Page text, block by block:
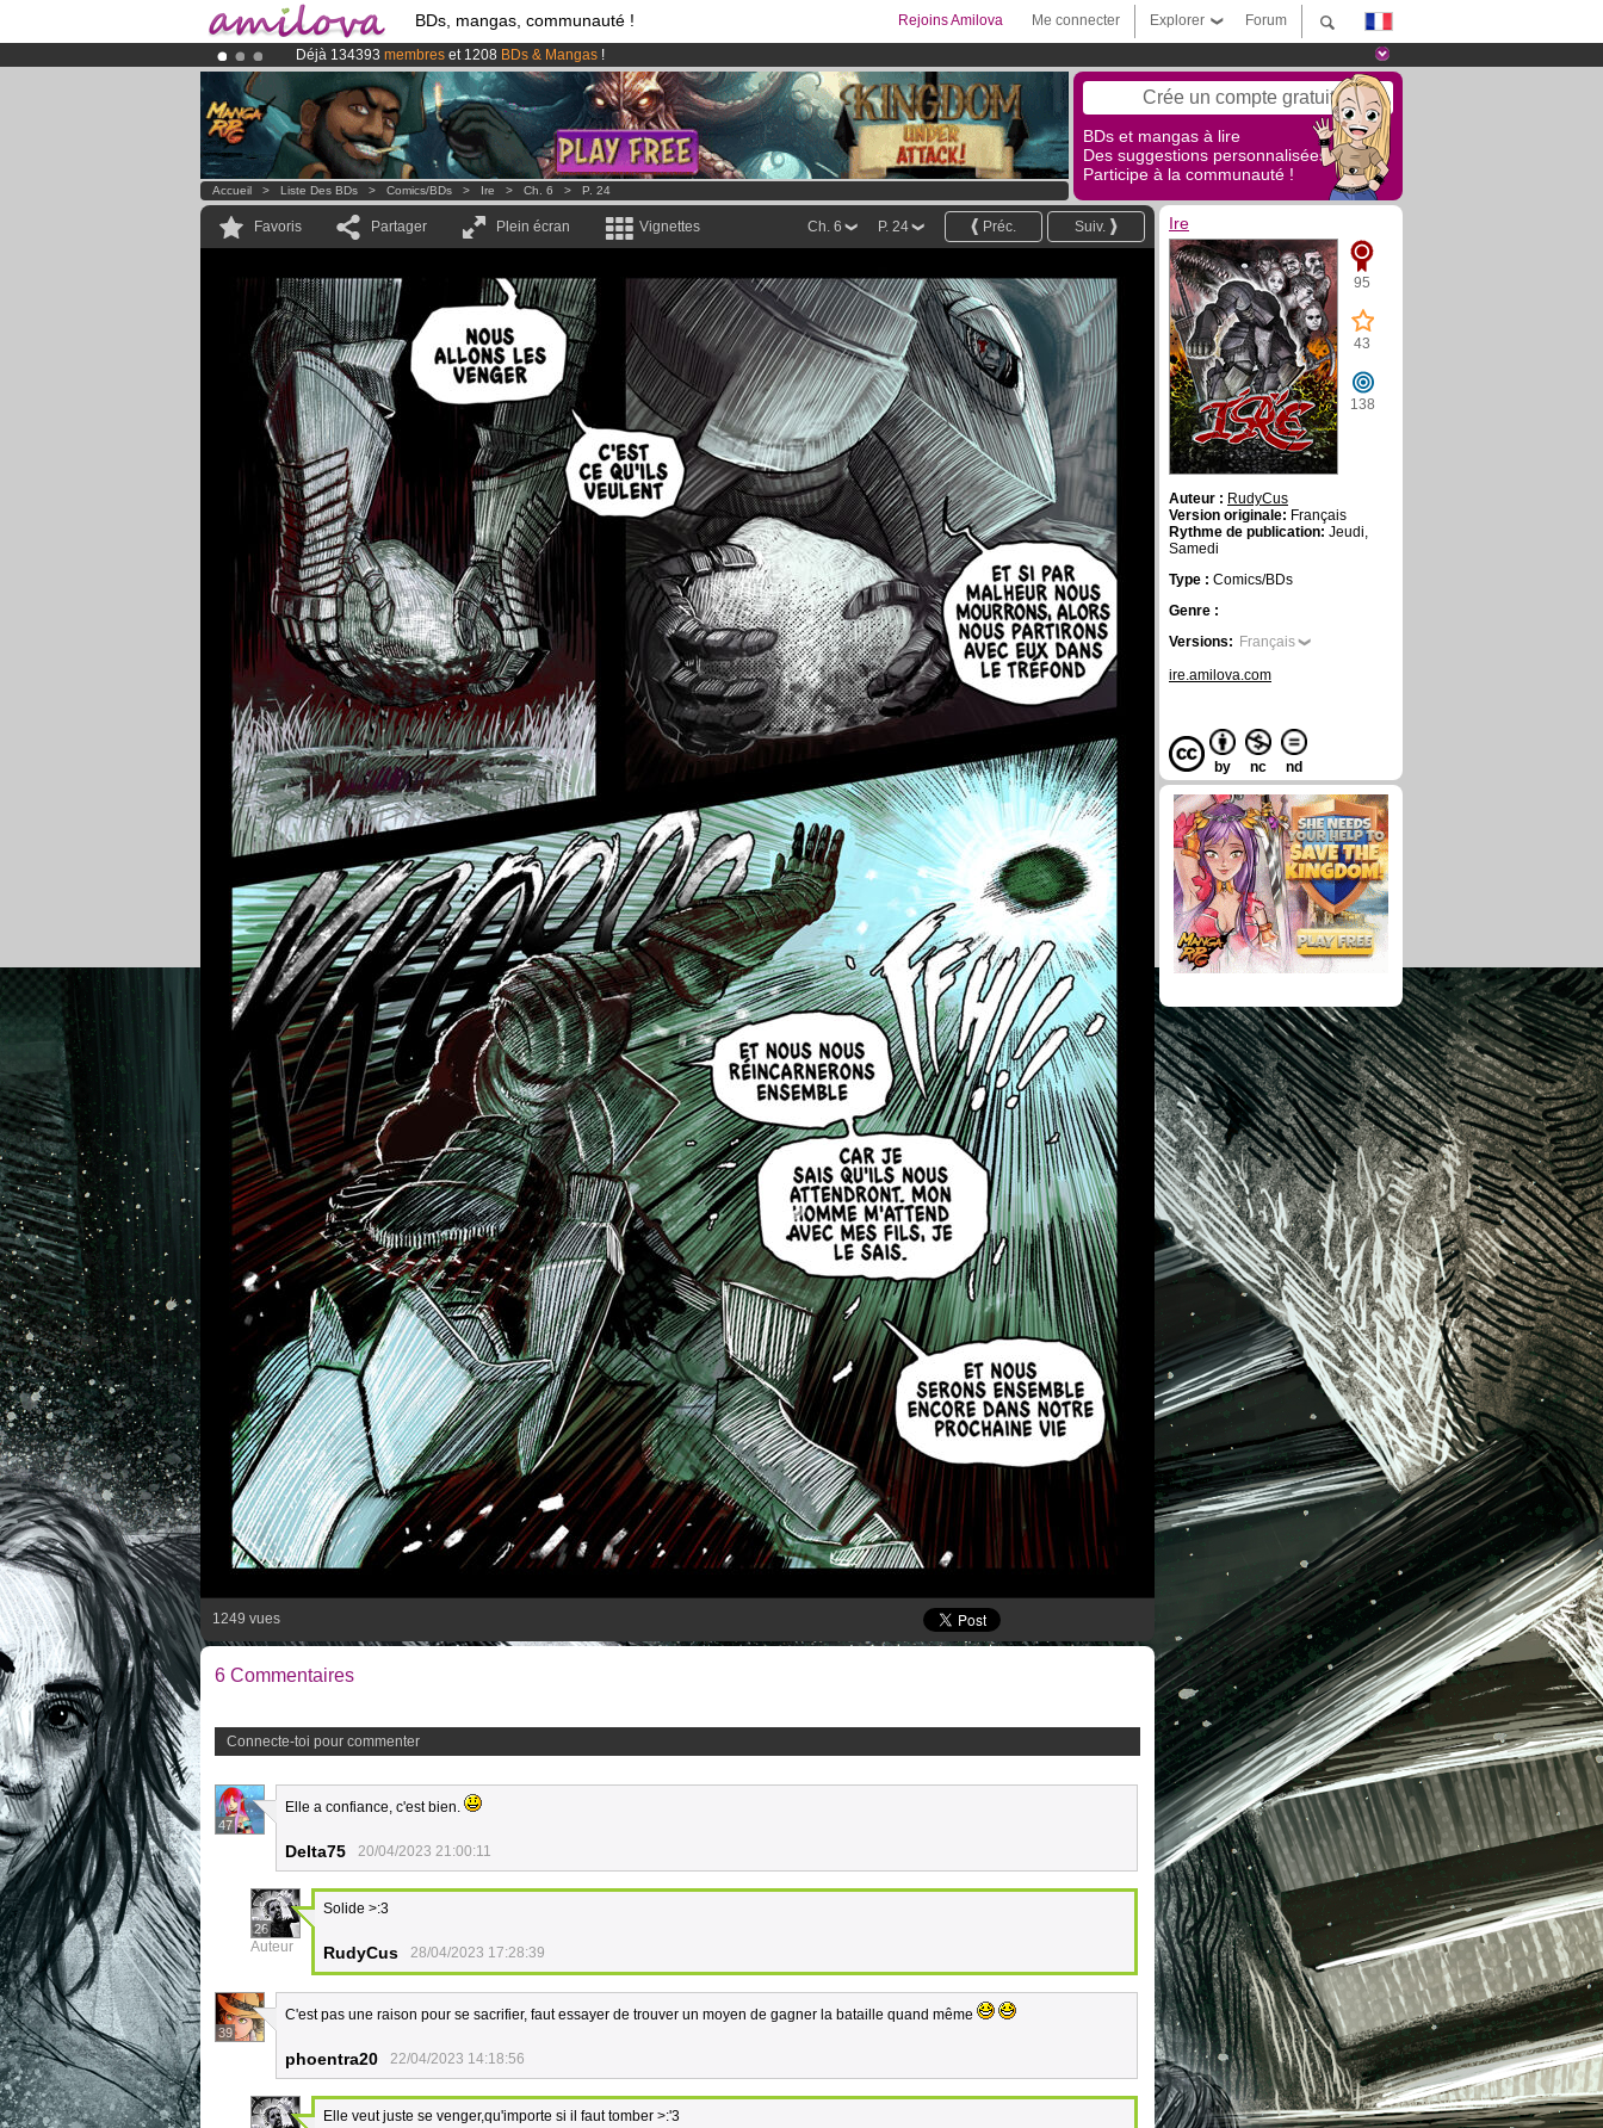
BDs, mangas, communauté ! Forum
Explorer
Me connecter
Rejoins Amilova
Déjà 134393 membres et 1208 BDs & Mangas !
Abonnement premium: à partir de3.95 eurospar mois !Clique ici pour t'abonner
LeKickstarter Amilova est désormais lancé Crée un compte gratuit
BDs et mangas à lire
Des suggestions personnalisées !
Participe à la communauté !
Accueil > Liste Des BDs > Comics/BDs > Ire > Ch. 6 > P. 24
Favoris Partager Plein écran Vignettes Suiv.
Préc.
P. 24
Ch. 6
1249 vues
6 Commentaires
Connecte-toi pour commenter
47
Elle a confiance, c'est bien.
Delta75 20/04/2023 21:00:11
26
Auteur
Solide >:3
RudyCus 28/04/2023 17:28:39
39
C'est pas une raison pour se sacrifier, faut essayer de trouver un moyen de gagner la bataille quand même
phoentra20 22/04/2023 14:18:56
Elle veut juste se venger,qu'importe si il faut tomber >:'3
Ire
95
43
138
Auteur : RudyCus
Version originale: Français
Rythme de publication: Jeudi,
Samedi
Type : Comics/BDs
Genre :
Versions: Français
ire.amilova.com
by nc nd